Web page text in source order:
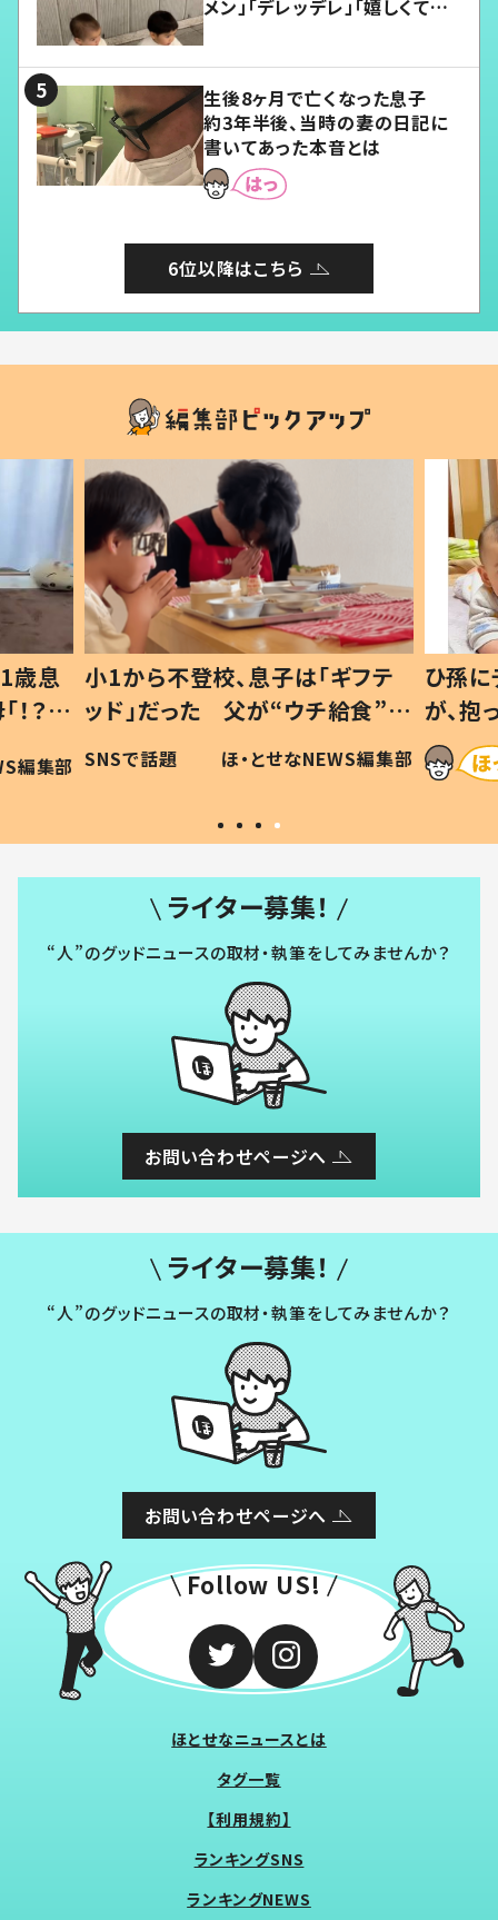
メン」「デレッデレ」「嬉しくて可
生後8ヶ月で亡くなった息子
約3年半後、当時の妻の日記に
書いてあった本音とは
6位以降はこちら
歳息
？」
編集部
小1から不登校、息子は「ギフテ
ッド」だった 父が“ウチ給食”を
作り続ける理由とは #令和の親
#令和の子
SNSで話題 ほ・とせなNEWS編集部
ひ孫
が、
「涙が
い」
ライター募集！
“人”のグッドニュースの取材・執筆をしてみませんか？
お問い合わせページへ
ライター募集！
“人”のグッドニュースの取材・執筆をしてみませんか？
お問い合わせページへ
Follow US!
ほとせなニュースとは
タグ一覧
【利用規約】
ランキングSNS
ランキングNEWS